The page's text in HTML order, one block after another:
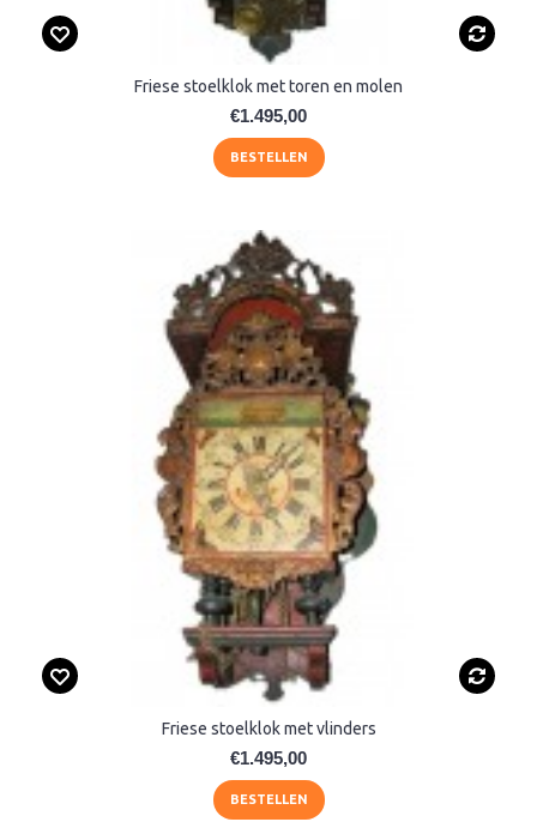
Friese stoelklok met toren en molen
€1.495,00
BESTELLEN
Friese stoelklok met vlinders
€1.495,00
BESTELLEN